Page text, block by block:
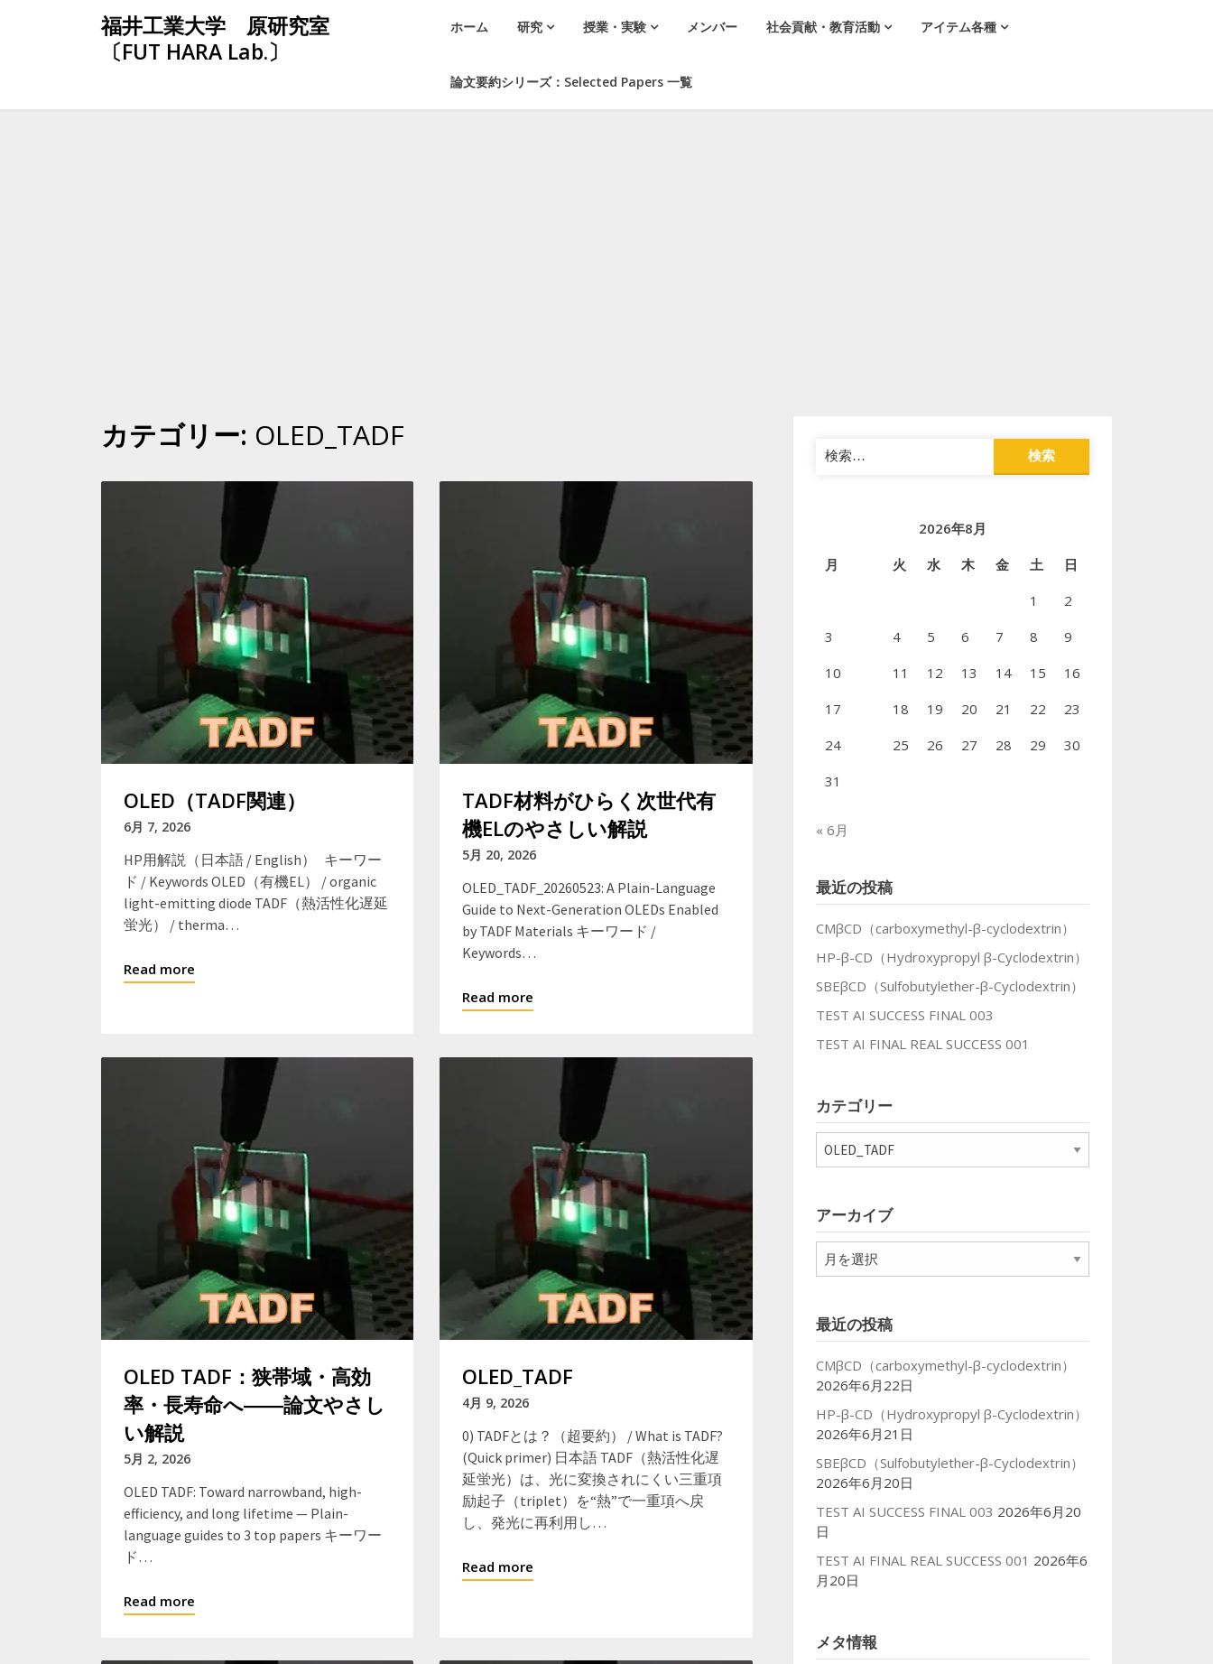
福井工業大学 原研究室
〔FUT HARA Lab.〕
ホーム 研究 授業・実験 メンバー 社会貢献・教育活動 アイテム各種
論文要約シリーズ：Selected Papers 一覧
カテゴリー: OLED_TADF
OLED（TADF関連）
6月 7, 2026
HP用解説（日本語 / English） キーワー
ド / Keywords OLED（有機EL） / organic
light-emitting diode TADF（熱活性化遅延
蛍光） / therma…
Read more
TADF材料がひらく次世代有
機ELのやさしい解説
5月 20, 2026
OLED_TADF_20260523: A Plain-Language
Guide to Next-Generation OLEDs Enabled
by TADF Materials キーワード /
Keywords…
Read more
OLED TADF：狭帯域・高効
率・長寿命へ――論文やさし
い解説
5月 2, 2026
OLED TADF: Toward narrowband, high-
efficiency, and long lifetime — Plain-
language guides to 3 top papers キーワー
ド…
Read more
OLED_TADF
4月 9, 2026
0) TADFとは？（超要約） / What is TADF?
(Quick primer) 日本語 TADF（熱活性化遅
延蛍光）は、光に変換されにくい三重項
励起子（triplet）を“熱”で一重項へ戻
し、発光に再利用し…
Read more
検
索:
2026年8月
月
火 水 木 金 土
日
1
2
3
4 5 6 7 8
9
10
11 12 13 14 15
16
17
18 19 20 21 22
23
24
25 26 27 28 29
30
31
« 6月
最近の投稿
CMβCD（carboxymethyl-β-cyclodextrin）
HP-β-CD（Hydroxypropyl β-Cyclodextrin）
SBEβCD（Sulfobutylether-β-Cyclodextrin）
TEST AI SUCCESS FINAL 003
TEST AI FINAL REAL SUCCESS 001
カテゴリー
カ
ー
アーカイブ
ア
ー
ブ
最近の投稿
CMβCD（carboxymethyl-β-cyclodextrin）
2026年6月22日
HP-β-CD（Hydroxypropyl β-Cyclodextrin）
2026年6月21日
SBEβCD（Sulfobutylether-β-Cyclodextrin）
2026年6月20日
TEST AI SUCCESS FINAL 003 2026年6月20
日
TEST AI FINAL REAL SUCCESS 001 2026年6
月20日
メタ情報